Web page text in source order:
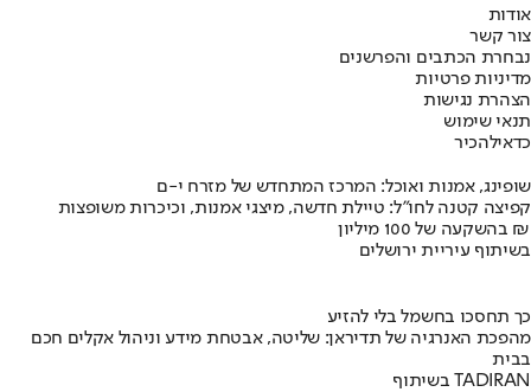
אודות
צור קשר
נבחרת הכתבים והפרשנים
מדיניות פרטיות
הצהרת נגישות
תנאי שימוש
כדאילהכיר
שופינג, אמנות ואוכל: המרכז המתחדש של מזרח י-ם
קפיצה קטנה לחו"ל: טיילת חדשה, מיצגי אמנות, וכיכרות משופצות
בהשקעה של 100 מיליון ₪
בשיתוף עיריית ירושלים
כך תחסכו בחשמל בלי להזיע
מהפכת האנרגיה של תדיראן: שליטה, אבטחת מידע וניהול אקלים חכם
בבית
בשיתוף TADIRAN